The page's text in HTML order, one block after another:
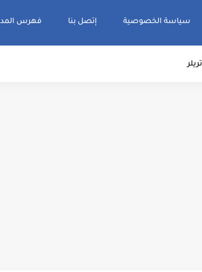
سياسة الخصوصية إتصل بنا فهرس
تريلر